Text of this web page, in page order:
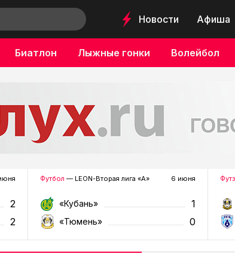
Новости Афиша
Биатлон Лыжные гонки Волейбол
2
2
Футбол — LEON-Вторая лига «А» 6 июня
«Кубань» 1
«Тюмень» 0